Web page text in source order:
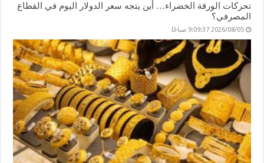
تحركات الورقة الخضراء… أين يتجه سعر الدولار اليوم في القطاع
المصرفي؟
2026/08/05 9:09:37 صباحًا